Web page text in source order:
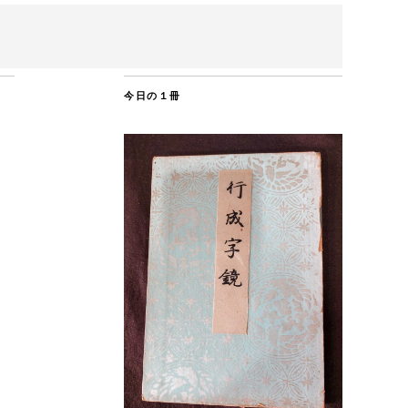
今日の１冊